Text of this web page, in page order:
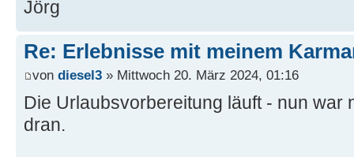
Jörg
Re: Erlebnisse mit meinem
von diesel3 » Mittwoch 20. März 2024, 01:16
Die Urlaubsvorbereitung läuft - nun war
dran.